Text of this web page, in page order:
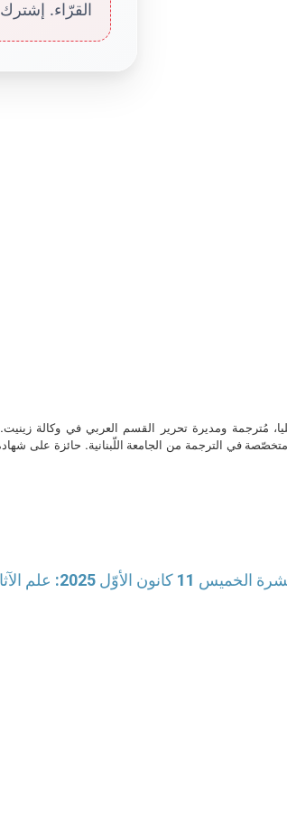
القرّاء.
مُترجمة ومديرة تحرير القسم العربي في وكالة
في الترجمة من الجامعة اللّبنانية. حائزة على شهادة
الأوّل 2025: علم الآثار مدرسة للتجسّد